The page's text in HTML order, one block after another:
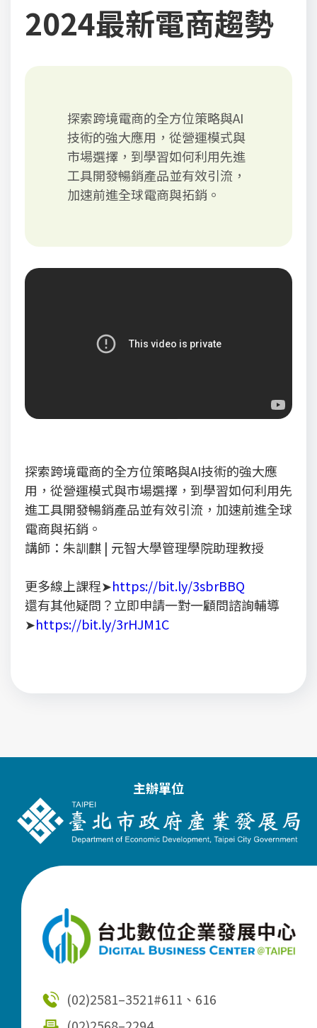
2024最新電商趨勢
探索跨境電商的全方位策略與AI
技術的強大應用，從營運模式與
市場選擇，到學習如何利用先進
工具開發暢銷產品並有效引流，
加速前進全球電商與拓銷。
探索跨境電商的全方位策略與AI技術的強大應
用，從營運模式與市場選擇，到學習如何利用先
進工具開發暢銷產品並有效引流，加速前進全球
電商與拓銷。
講師：朱訓麒 | 元智大學管理學院助理教授
更多線上課程➤https://bit.ly/3sbrBBQ
還有其他疑問？立即申請一對一顧問諮詢輔導
➤https://bit.ly/3rHJM1C
主辦單位
(02)2581–3521#611、616